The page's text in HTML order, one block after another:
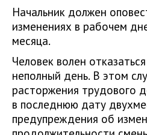
Начальник должен
изменениях в рабочем
месяца.
Человек волен
неполный день. В этом
расторжения трудового
в последнюю дату
предупреждения об